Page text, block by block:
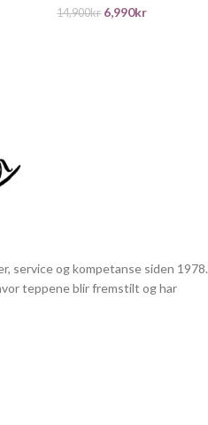
14,900kr 6,990kr
service og kompetanse siden 1978.
teppene blir fremstilt og har